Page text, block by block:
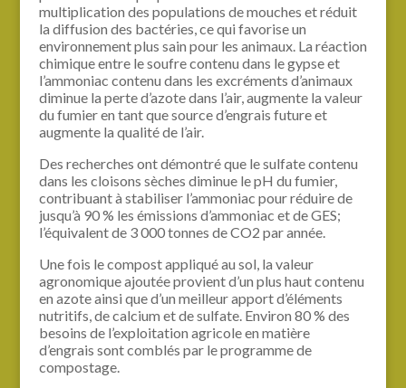
multiplication des populations de mouches et réduit
la diffusion des bactéries, ce qui favorise un
environnement plus sain pour les animaux. La réaction
chimique entre le soufre contenu dans le gypse et
l’ammoniac contenu dans les excréments d’animaux
diminue la perte d’azote dans l’air, augmente la valeur
du fumier en tant que source d’engrais future et
augmente la qualité de l’air.
Des recherches ont démontré que le sulfate contenu
dans les cloisons sèches diminue le pH du fumier,
contribuant à stabiliser l’ammoniac pour réduire de
jusqu’à 90 % les émissions d’ammoniac et de GES;
l’équivalent de 3 000 tonnes de CO2 par année.
Une fois le compost appliqué au sol, la valeur
agronomique ajoutée provient d’un plus haut contenu
en azote ainsi que d’un meilleur apport d’éléments
nutritifs, de calcium et de sulfate. Environ 80 % des
besoins de l’exploitation agricole en matière
d’engrais sont comblés par le programme de
compostage.